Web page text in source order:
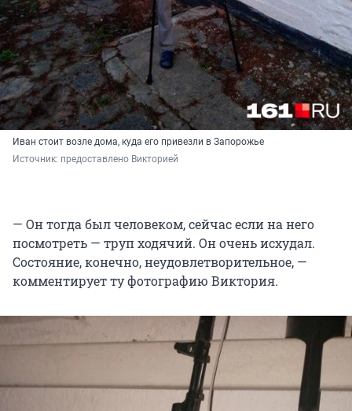
Иван стоит возле дома, куда его привезли в Запорожье
Источник: предоставлено Викторией
— Он тогда был человеком, сейчас если на него
посмотреть — труп ходячий. Он очень исхудал.
Состояние, конечно, неудовлетворительное, —
комментирует ту фотографию Виктория.